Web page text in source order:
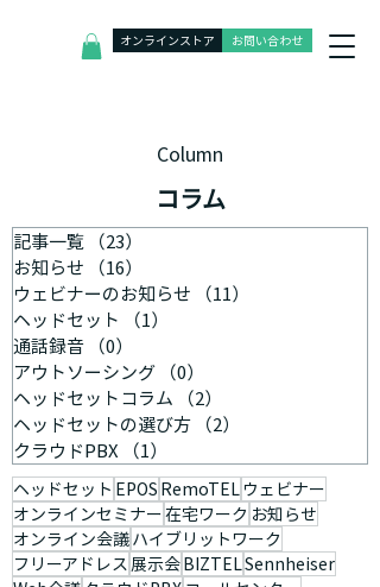
オンラインストア お問い合わせ
Column
コラム
記事一覧 （23）
お知らせ
（16）
ウェビナーのお知らせ
（11）
ヘッドセット
（1）
通話録音
（0）
アウトソーシング
（0）
ヘッドセットコラム
（2）
ヘッドセットの選び方
（2）
クラウドPBX
（1）
ヘッドセット EPOS RemoTEL ウェビナー
オンラインセミナー在宅ワーク お知らせ
オンライン会議ハイブリットワーク
フリーアドレス 展示会BIZTELSennheiser